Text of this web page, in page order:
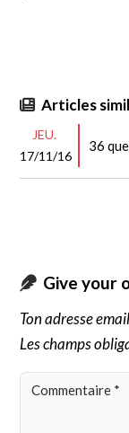
Articles
JEU.
17/11/16
36
Give your
Ton adresse
Les champs